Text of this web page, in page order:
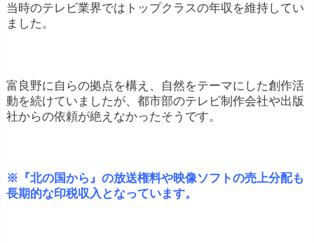
当時のテレビ業界ではトップクラスの年収を維持してい
ました。
富良野に自らの拠点を構え、自然をテーマにした創作活
動を続けていましたが、都市部のテレビ制作会社や出版
社からの依頼が絶えなかったそうです。
※『北の国から』の放送権料や映像ソフトの売上分配も
長期的な印税収入となっています。